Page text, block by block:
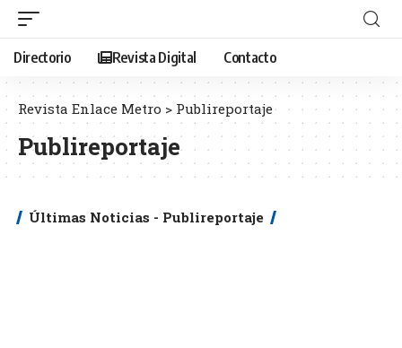
Directorio Revista Digital Contacto
Revista Enlace Metro > Publireportaje
Publireportaje
Últimas Noticias - Publireportaje